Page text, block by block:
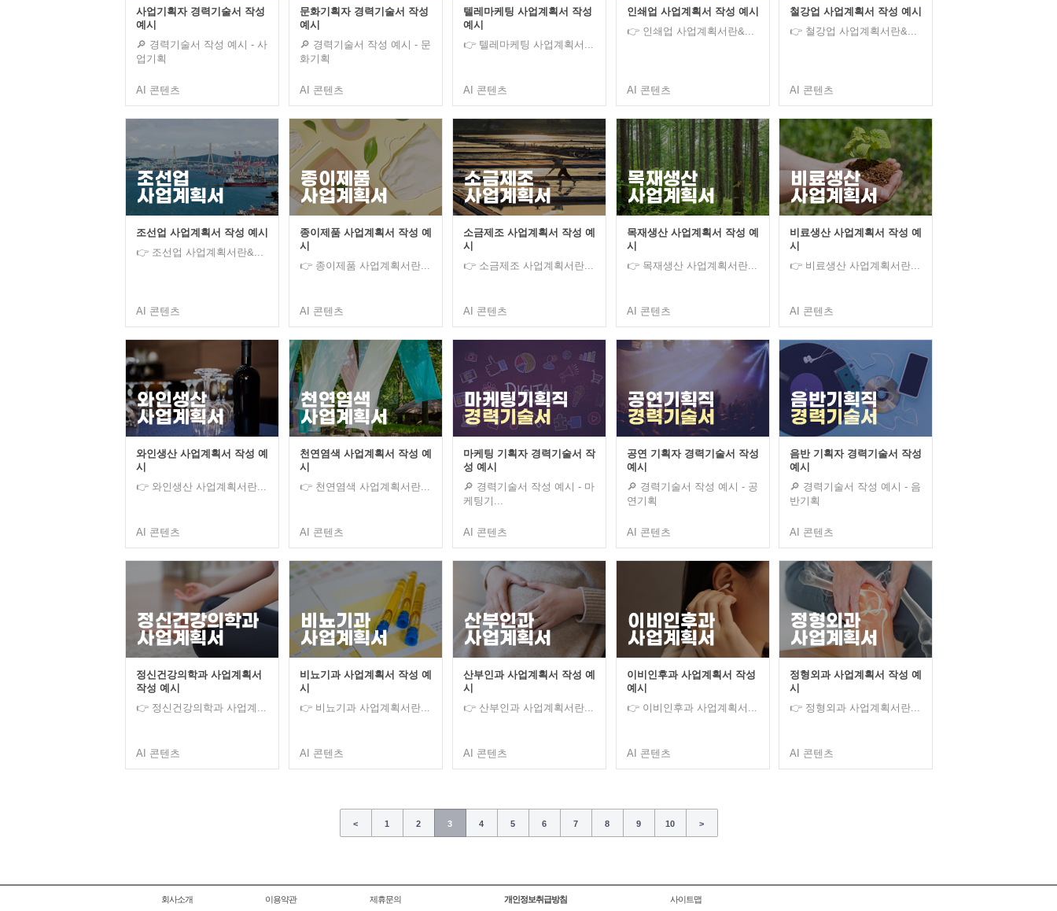
사업기획자 경력기술서 작성
예시
🔎 경력기술서 작성 예시 - 사
업기획
AI 콘텐츠
문화기획자 경력기술서 작성
예시
🔎 경력기술서 작성 예시 - 문
화기획
AI 콘텐츠
텔레마케팅 사업계획서 작성
예시
👉 텔레마케팅 사업계획서...
AI 콘텐츠
인쇄업 사업계획서 작성 예시
👉 인쇄업 사업계획서란&...
AI 콘텐츠
철강업 사업계획서 작성 예시
👉 철강업 사업계획서란&...
AI 콘텐츠
조선업 사업계획서 작성 예시
👉 조선업 사업계획서란&...
AI 콘텐츠
종이제품 사업계획서 작성 예
시
👉 종이제품 사업계획서란...
AI 콘텐츠
소금제조 사업계획서 작성 예
시
👉 소금제조 사업계획서란...
AI 콘텐츠
목재생산 사업계획서 작성 예
시
👉 목재생산 사업계획서란...
AI 콘텐츠
비료생산 사업계획서 작성 예
시
👉 비료생산 사업계획서란...
AI 콘텐츠
와인생산 사업계획서 작성 예
시
👉 와인생산 사업계획서란...
AI 콘텐츠
천연염색 사업계획서 작성 예
시
👉 천연염색 사업계획서란...
AI 콘텐츠
마케팅 기획자 경력기술서 작
성 예시
🔎 경력기술서 작성 예시 - 마
케팅기...
AI 콘텐츠
공연 기획자 경력기술서 작성
예시
🔎 경력기술서 작성 예시 - 공
연기획
AI 콘텐츠
음반 기획자 경력기술서 작성
예시
🔎 경력기술서 작성 예시 - 음
반기획
AI 콘텐츠
정신건강의학과 사업계획서
작성 예시
👉 정신건강의학과 사업계...
AI 콘텐츠
비뇨기과 사업계획서 작성 예
시
👉 비뇨기과 사업계획서란...
AI 콘텐츠
산부인과 사업계획서 작성 예
시
👉 산부인과 사업계획서란...
AI 콘텐츠
이비인후과 사업계획서 작성
예시
👉 이비인후과 사업계획서...
AI 콘텐츠
정형외과 사업계획서 작성 예
시
👉 정형외과 사업계획서란...
AI 콘텐츠
< 1 2 3 4 5 6 7 8 9 10 >
회사소개 이용약관 제휴문의 개인정보취급방침 사이트맵